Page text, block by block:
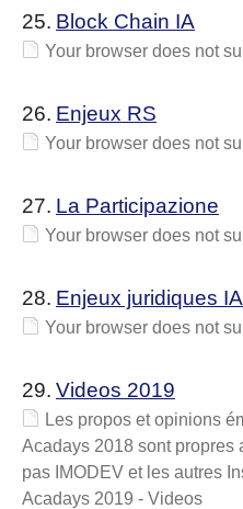
25. Block Chain IA
Your browser does not
26. Enjeux RS
Your browser does not
27. La Participazione
Your browser does not
28. Enjeux juridiques IA
Your browser does not
29. Videos 2019
Les propos et opinions
Acadays 2018 sont propres
pas IMODEV et les autres
Acadays 2019 - Videos